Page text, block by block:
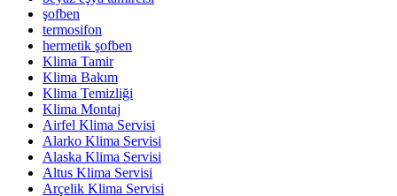
şofben
termosifon
hermetik şofben
Klima Tamir
Klima Bakım
Klima Temizliği
Klima Montaj
Airfel Klima Servisi
Alarko Klima Servisi
Alaska Klima Servisi
Altus Klima Servisi
Arçelik Klima Servisi